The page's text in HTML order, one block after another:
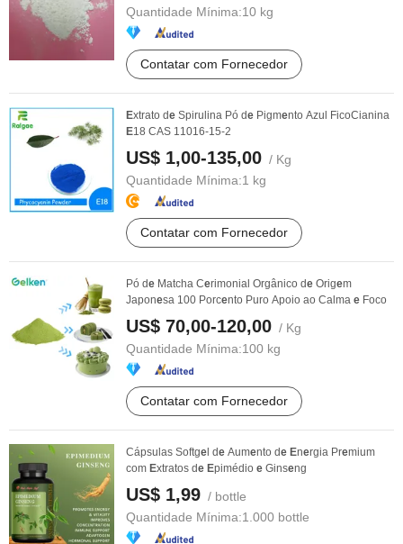
Quantidade Mínima:10 kg
Contatar com Fornecedor
Extrato de Spirulina Pó de Pigmento Azul FicoCianina
E18 CAS 11016-15-2
US$ 1,00-135,00 / Kg
Quantidade Mínima:1 kg
Contatar com Fornecedor
Pó de Matcha Cerimonial Orgânico de Origem
Japonesa 100 Porcento Puro Apoio ao Calma e Foco
US$ 70,00-120,00 / Kg
Quantidade Mínima:100 kg
Contatar com Fornecedor
Cápsulas Softge l de Aumento de Energia Premium
com Extratos de Epimédio e Ginseng
US$ 1,99 / bottle
Quantidade Mínima:1.000 bottle